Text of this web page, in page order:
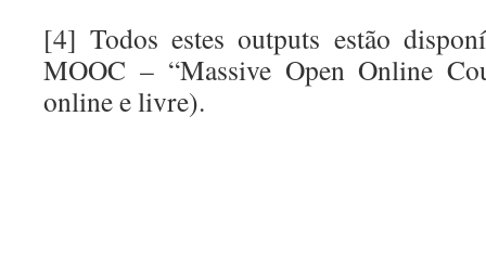
[4] Todos estes outputs estão
MOOC – “Massive Open Online
online e livre).